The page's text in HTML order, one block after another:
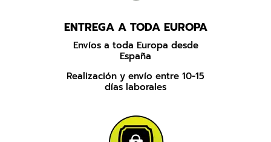
ENTREGA A TODA EUROPA
Envíos a toda Europa desde
España
Realización y envío entre 10-15
días laborales